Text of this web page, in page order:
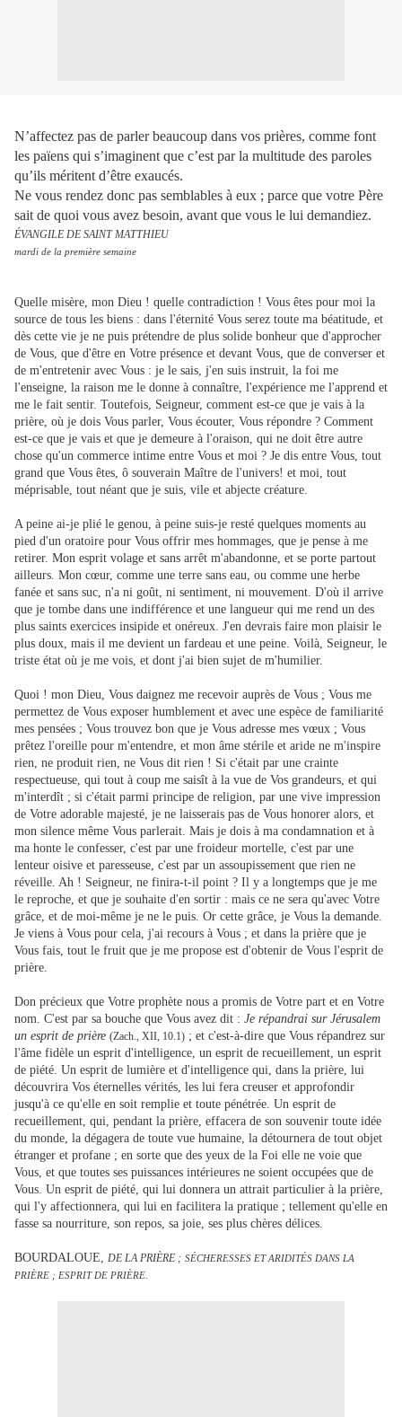
N’affectez pas de parler beaucoup dans vos prières, comme font
les païens qui s’imaginent que c’est par la multitude des paroles
qu’ils méritent d’être exaucés.
Ne vous rendez donc pas semblables à eux ; parce que votre Père
sait de quoi vous avez besoin, avant que vous le lui demandiez.
ÉVANGILE DE SAINT MATTHIEU
mardi de la première semaine
Quelle misère, mon Dieu ! quelle contradiction ! Vous êtes pour moi la
source de tous les biens : dans l'éternité Vous serez toute ma béatitude, et
dès cette vie je ne puis prétendre de plus solide bonheur que d'approcher
de Vous, que d'être en Votre présence et devant Vous, que de converser et
de m'entretenir avec Vous : je le sais, j'en suis instruit, la foi me
l'enseigne, la raison me le donne à connaître, l'expérience me l'apprend et
me le fait sentir. Toutefois, Seigneur, comment est-ce que je vais à la
prière, où je dois Vous parler, Vous écouter, Vous répondre ? Comment
est-ce que je vais et que je demeure à l'oraison, qui ne doit être autre
chose qu'un commerce intime entre Vous et moi ? Je dis entre Vous, tout
grand que Vous êtes, ô souverain Maître de l'univers! et moi, tout
méprisable, tout néant que je suis, vile et abjecte créature.
A peine ai-je plié le genou, à peine suis-je resté quelques moments au
pied d'un oratoire pour Vous offrir mes hommages, que je pense à me
retirer. Mon esprit volage et sans arrêt m'abandonne, et se porte partout
ailleurs. Mon cœur, comme une terre sans eau, ou comme une herbe
fanée et sans suc, n'a ni goût, ni sentiment, ni mouvement. D'où il arrive
que je tombe dans une indifférence et une langueur qui me rend un des
plus saints exercices insipide et onéreux. J'en devrais faire mon plaisir le
plus doux, mais il me devient un fardeau et une peine. Voilà, Seigneur, le
triste état où je me vois, et dont j'ai bien sujet de m'humilier.
Quoi ! mon Dieu, Vous daignez me recevoir auprès de Vous ; Vous me
permettez de Vous exposer humblement et avec une espèce de familiarité
mes pensées ; Vous trouvez bon que je Vous adresse mes vœux ; Vous
prêtez l'oreille pour m'entendre, et mon âme stérile et aride ne m'inspire
rien, ne produit rien, ne Vous dit rien ! Si c'était par une crainte
respectueuse, qui tout à coup me saisît à la vue de Vos grandeurs, et qui
m'interdît ; si c'était parmi principe de religion, par une vive impression
de Votre adorable majesté, je ne laisserais pas de Vous honorer alors, et
mon silence même Vous parlerait. Mais je dois à ma condamnation et à
ma honte le confesser, c'est par une froideur mortelle, c'est par une
lenteur oisive et paresseuse, c'est par un assoupissement que rien ne
réveille. Ah ! Seigneur, ne finira-t-il point ? Il y a longtemps que je me
le reproche, et que je souhaite d'en sortir : mais ce ne sera qu'avec Votre
grâce, et de moi-même je ne le puis. Or cette grâce, je Vous la demande.
Je viens à Vous pour cela, j'ai recours à Vous ; et dans la prière que je
Vous fais, tout le fruit que je me propose est d'obtenir de Vous l'esprit de
prière.
Don précieux que Votre prophète nous a promis de Votre part et en Votre
nom. C'est par sa bouche que Vous avez dit : Je répandrai sur Jérusalem
un esprit de prière (Zach., XII, 10.1) ; et c'est-à-dire que Vous répandrez sur
l'âme fidèle un esprit d'intelligence, un esprit de recueillement, un esprit
de piété. Un esprit de lumière et d'intelligence qui, dans la prière, lui
découvrira Vos éternelles vérités, les lui fera creuser et approfondir
jusqu'à ce qu'elle en soit remplie et toute pénétrée. Un esprit de
recueillement, qui, pendant la prière, effacera de son souvenir toute idée
du monde, la dégagera de toute vue humaine, la détournera de tout objet
étranger et profane ; en sorte que des yeux de la Foi elle ne voie que
Vous, et que toutes ses puissances intérieures ne soient occupées que de
Vous. Un esprit de piété, qui lui donnera un attrait particulier à la prière,
qui l'y affectionnera, qui lui en facilitera la pratique ; tellement qu'elle en
fasse sa nourriture, son repos, sa joie, ses plus chères délices.
BOURDALOUE, DE LA PRIÈRE ; SÉCHERESSES ET ARIDITÉS DANS LA
PRIÈRE ; ESPRIT DE PRIÈRE.